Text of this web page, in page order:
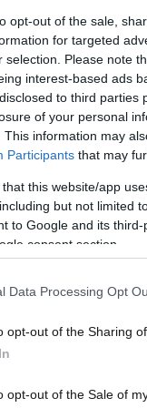
opt-out of the sale,
for targeted
selection. Please note
interest-based ads
to third parties
of your personal
This information may
Participants that may
that this website/app
but not limited
to Google and its
consent section.
Data Processing Opt
opt-out of the Sharing
opt-out of the Sale of
Spotify:
ακούν τη
11·10·2019 15:44
έχουμε